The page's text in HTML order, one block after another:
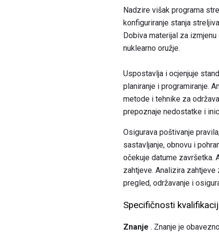
Nadzire višak programa
konfiguriranje stanja
Dobiva materijal za
nuklearno oružje.
Uspostavlja i ocjenjuje
planiranje i programiranje.
metode i tehnike za
prepoznaje nedostatke i
Osigurava poštivanje
sastavljanje, obnovu i
očekuje datume završetka.
zahtjeve. Analizira
pregled, održavanje i
Specifičnosti
Znanje . Znanje je